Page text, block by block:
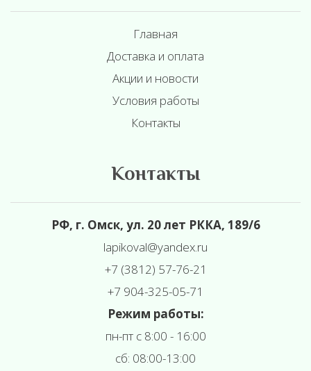
Главная
Доставка и оплата
Акции и новости
Условия работы
Контакты
Контакты
РФ, г. Омск, ул. 20 лет РККА, 189/6
lapikoval@yandex.ru
+7 (3812) 57-76-21
+7 904-325-05-71
Режим работы:
пн-пт с 8:00 - 16:00
сб: 08:00-13:00